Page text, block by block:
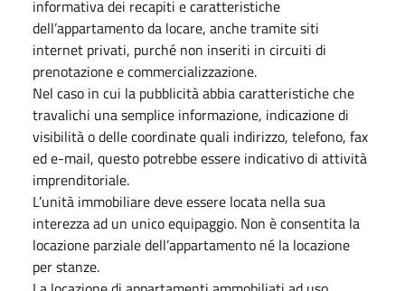
informativa dei recapiti e caratteristiche
dell’appartamento da locare, anche tramite siti
internet privati, purché non inseriti in circuiti di
prenotazione e commercializzazione.
Nel caso in cui la pubblicità abbia caratteristiche che
travalichi una semplice informazione, indicazione di
visibilità o delle coordinate quali indirizzo, telefono, fax
ed e-mail, questo potrebbe essere indicativo di attività
imprenditoriale.
L’unità immobiliare deve essere locata nella sua
interezza ad un unico equipaggio. Non è consentita la
locazione parziale dell’appartamento né la locazione
per stanze.